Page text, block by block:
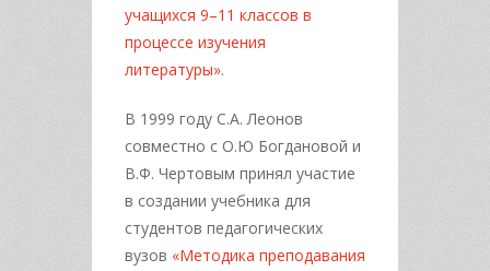
учащихся 9–11 классов в
процессе изучения
литературы».
В 1999 году С.А. Леонов
совместно с О.Ю Богдановой и
В.Ф. Чертовым принял участие
в создании учебника для
студентов педагогических
вузов «Методика преподавания